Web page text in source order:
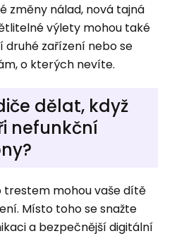
změny nálad, nová tajná
výlety mohou také
druhé zařízení nebo se
o kterých nevíte.
dělat, když
nefunkční
trestem mohou vaše dítě
Místo toho se snažte
a bezpečnější digitální